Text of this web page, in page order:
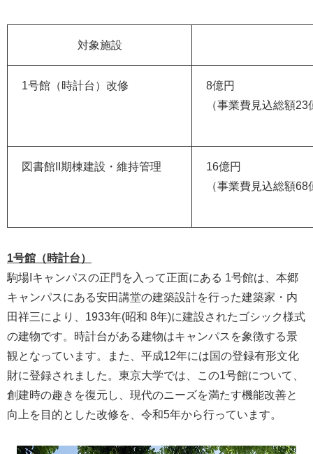
対象施設
1号館（時計台）改修
8億円
（事業費見込総額
図書館II期棟建設・維持管理
16億円
（事業費見込総額
1号館（時計台）
駒場Iキャンパスの正門を入って正面にある 1号館は、本郷
キャンパスにある安田講堂の建築設計を行った建築家・内
田祥三により、1933年(昭和 8年)に建設されたゴシック様式
の建物です。時計台がある建物はキャンパスを象徴する景
観となっています。また、平成12年には国の登録有形文化
財に登録されました。東京大学では、この1号館について、
創建時の趣きを復元し、現代のニーズを満たす機能改善と
向上を目的とした改修を、令和5年から行っています。